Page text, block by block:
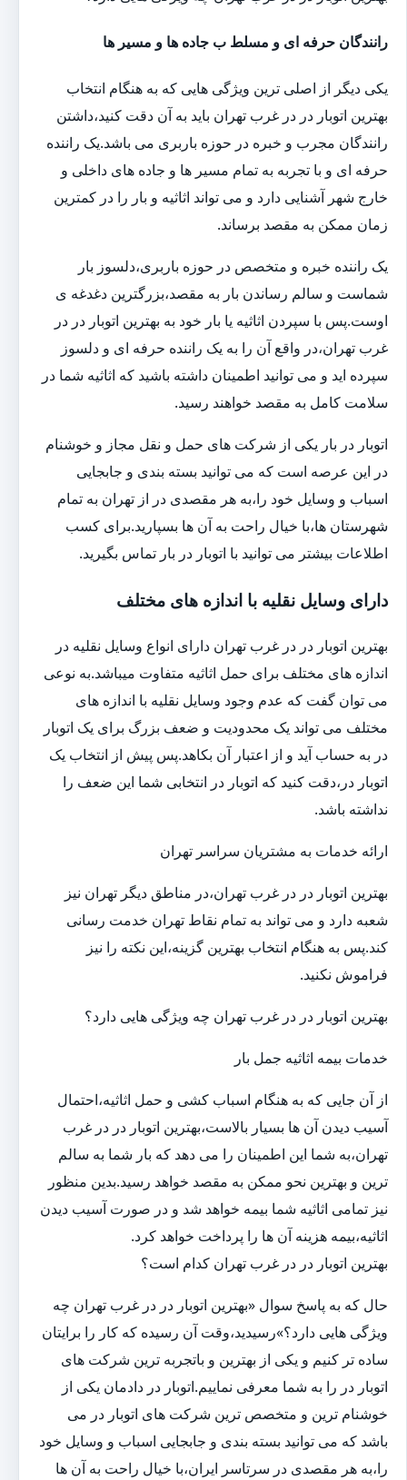
رانندگان حرفه ای و مسلط ب جاده ها و مسیر ها
یکی دیگر از اصلی ترین ویژگی هایی که به هنگام انتخاب
بهترین اتوبار در در غرب تهران باید به آن دقت کنید،داشتن
رانندگان مجرب و خبره در حوزه باربری می باشد.یک راننده
حرفه ای و با تجربه به تمام مسیر ها و جاده های داخلی و
خارج شهر آشنایی دارد و می تواند اثاثیه و بار را در کمترین
زمان ممکن به مقصد برساند.
یک راننده خبره و متخصص در حوزه باربری،دلسوز بار
شماست و سالم رساندن بار به مقصد،بزرگترین دغدغه ی
اوست.پس با سپردن اثاثیه یا بار خود به بهترین اتوبار در در
غرب تهران،در واقع آن را به یک راننده حرفه ای و دلسوز
سپرده اید و می توانید اطمینان داشته باشید که اثاثیه شما در
سلامت کامل به مقصد خواهند رسید.
اتوبار در بار یکی از شرکت های حمل و نقل مجاز و خوشنام
در این عرصه است که می توانید بسته بندی و جابجایی
اسباب و وسایل خود را،به هر مقصدی در از تهران به تمام
شهرستان ها،با خیال راحت به آن ها بسپارید.برای کسب
اطلاعات بیشتر می توانید با اتوبار در بار تماس بگیرید.
دارای وسایل نقلیه با اندازه های مختلف
بهترین اتوبار در در غرب تهران دارای انواع وسایل نقلیه در
اندازه های مختلف برای حمل اثاثیه متفاوت می‎باشد.به نوعی
می توان گفت که عدم وجود وسایل نقلیه با اندازه های
مختلف می تواند یک محدودیت و ضعف بزرگ برای یک اتوبار
در به حساب آید و از اعتبار آن بکاهد.پس پیش از انتخاب یک
اتوبار در،دقت کنید که اتوبار در انتخابی شما این ضعف را
نداشته باشد.
ارائه خدمات به مشتریان سراسر تهران
بهترین اتوبار در در غرب تهران،در مناطق دیگر تهران نیز
شعبه دارد و می تواند به تمام نقاط تهران خدمت رسانی
کند.پس به هنگام انتخاب بهترین گزینه،این نکته را نیز
فراموش نکنید.
بهترین اتوبار در در غرب تهران چه ویژگی هایی دارد؟
خدمات بیمه اثاثیه جمل بار
از آن جایی که به هنگام اسباب کشی و حمل اثاثیه،احتمال
آسیب دیدن آن ها بسیار بالاست،بهترین اتوبار در در غرب
تهران،به شما این اطمینان را می دهد که بار شما به سالم
ترین و بهترین نحو ممکن به مقصد خواهد رسید.بدین منظور
نیز تمامی اثاثیه شما بیمه خواهد شد و در صورت آسیب دیدن
اثاثیه،بیمه هزینه آن ها را پرداخت خواهد کرد.
بهترین اتوبار در در غرب تهران کدام است؟
حال که به پاسخ سوال «بهترین اتوبار در در غرب تهران چه
ویژگی هایی دارد؟»رسیدید،وقت آن رسیده که کار را برایتان
ساده تر کنیم و یکی از بهترین و باتجربه ترین شرکت های
اتوبار در را به شما معرفی نماییم.اتوبار در دادمان یکی از
خوشنام ترین و متخصص ترین شرکت های اتوبار در می
باشد که می توانید بسته بندی و جابجایی اسباب و وسایل خود
را،به هر مقصدی در سرتاسر ایران،با خیال راحت به آن ها